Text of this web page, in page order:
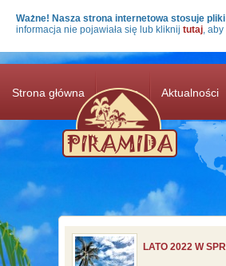
Ważne! Nasza strona internetowa stosuje
informacja nie pojawiała się lub kliknij tutaj,
Strona główna Oferta Aktualności
LATO 2022 W